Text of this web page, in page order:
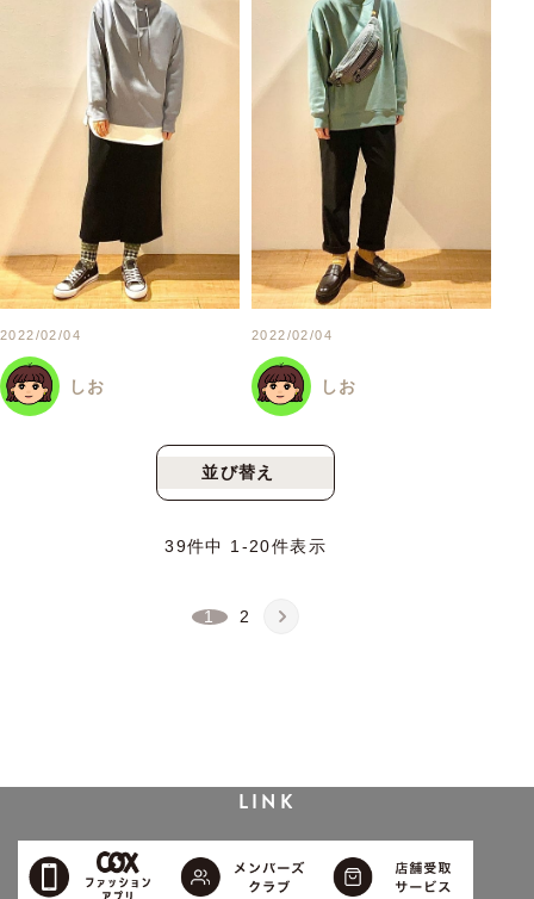
2022/02/04
しお
2022/02/04
しお
並び替え
39件中 1-20件表示
1 2
LINK